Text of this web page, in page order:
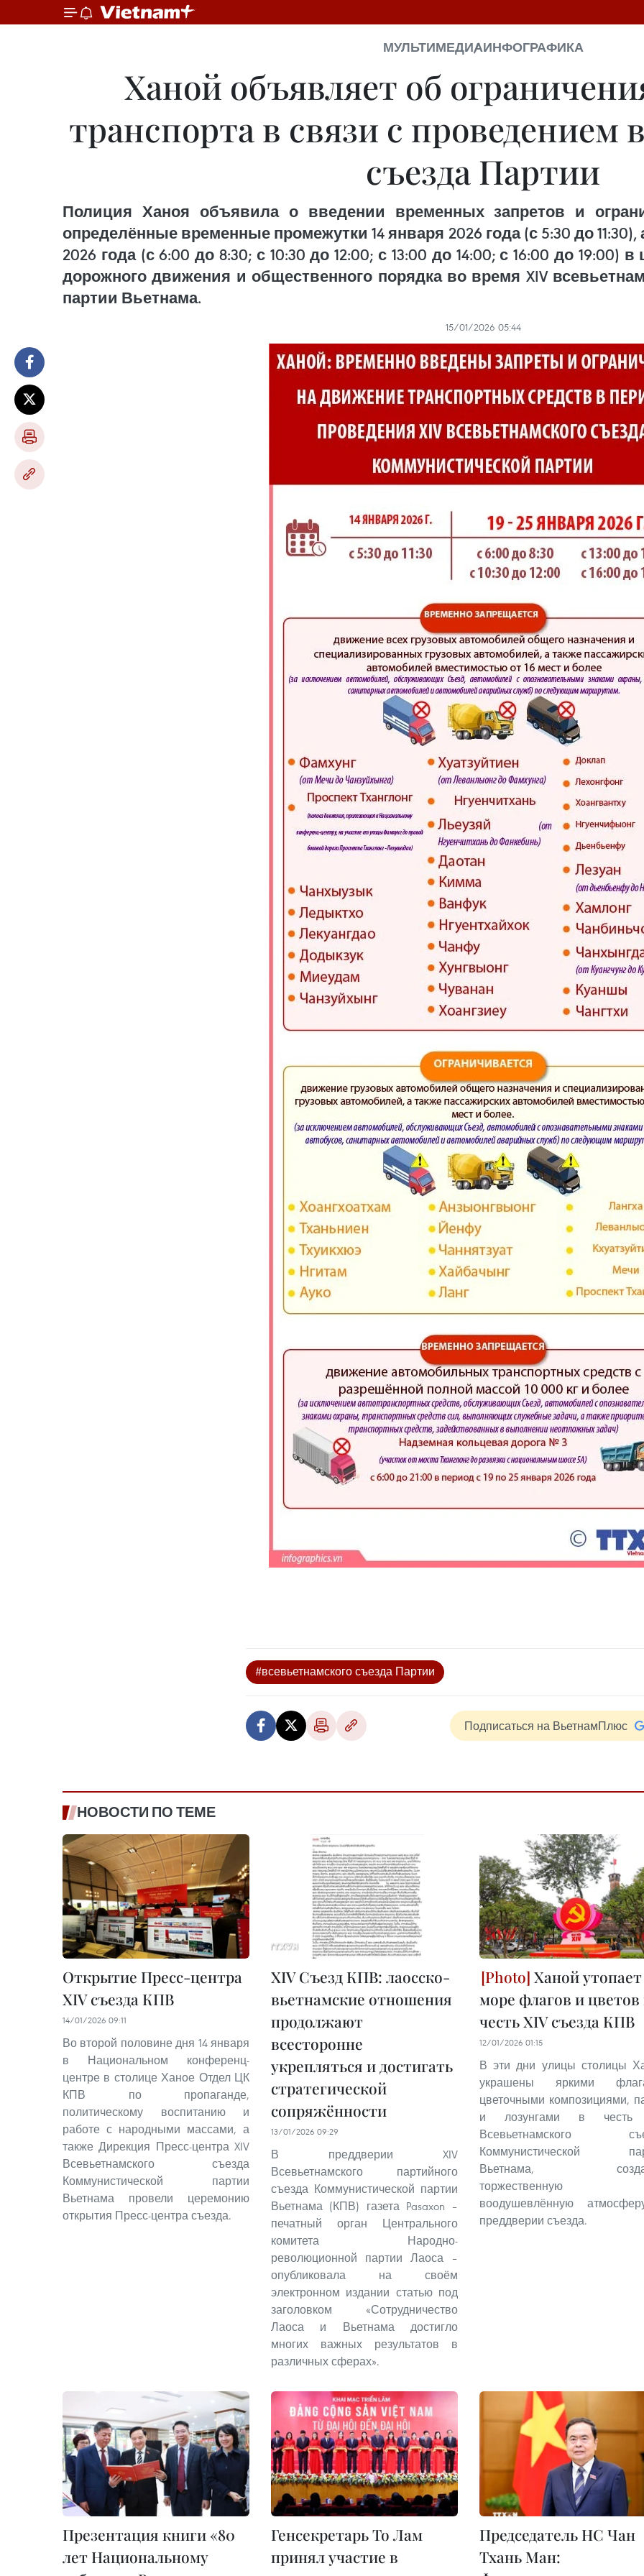
МУЛЬТИМЕДИАИНФОГРАФИКА
Ханой объявляет об
транспорта в связи с проведением
съезда Партии
Полиция Ханоя объявила о введении временных запретов и
определённые временные промежутки 14 января 2026 года (с 5:30 до
2026 года (с 6:00 до 8:30; с 10:30 до 12:00; с 13:00 до 14:00; с 16:00 до 19:00)
дорожного движения и общественного порядка во время XIV
партии Вьетнама.
15/01/2026 05:44
#всевьетнамского съезда Партии
Подписаться на ВьетнамПлюс
НОВОСТИ ПО ТЕМЕ
Открытие Пресс-центра
XIV съезда КПВ
14/01/2026 09:11
Во второй половине дня 14 января
в Национальном конференц-
центре в столице Ханое Отдел ЦК
КПВ по пропаганде,
политическому воспитанию и
работе с народными массами, а
также Дирекция Пресс-центра XIV
Всевьетнамского съезда
Коммунистической партии
Вьетнама провели церемонию
открытия Пресс-центра съезда.
XIV Съезд КПВ: лаосско-
вьетнамские отношения
продолжают
всесторонне
укрепляться и достигать
стратегической
сопряжённости
13/01/2026 09:29
В преддверии XIV
Всевьетнамского партийного
съезда Коммунистической партии
Вьетнама (КПВ) газета Pasaxon –
печатный орган Центрального
комитета Народно-
революционной партии Лаоса –
опубликовала на своём
электронном издании статью под
заголовком «Сотрудничество
Лаоса и Вьетнама достигло
многих важных результатов в
различных сферах».
Ханой
море флагов и цветов
честь XIV съезда КПВ
12/01/2026 01:15
В эти дни улицы столицы
украшены яркими
цветочными композициями,
и лозунгами в честь
Всевьетнамского
Коммунистической
Вьетнама,
воодушевлённую
преддверии съезда.
Презентация книги «80
лет Национальному
Генсекретарь То Лам
принял участие в
Председатель НС Чан
Тхань Ман: